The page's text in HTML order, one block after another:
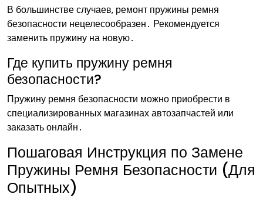
В большинстве случаев‚ ремонт пружины ремня
безопасности нецелесообразен․ Рекомендуется
заменить пружину на новую․
Где купить пружину ремня
безопасности?
Пружину ремня безопасности можно приобрести в
специализированных магазинах автозапчастей или
заказать онлайн․
Пошаговая Инструкция по Замене
Пружины Ремня Безопасности (Для
Опытных)